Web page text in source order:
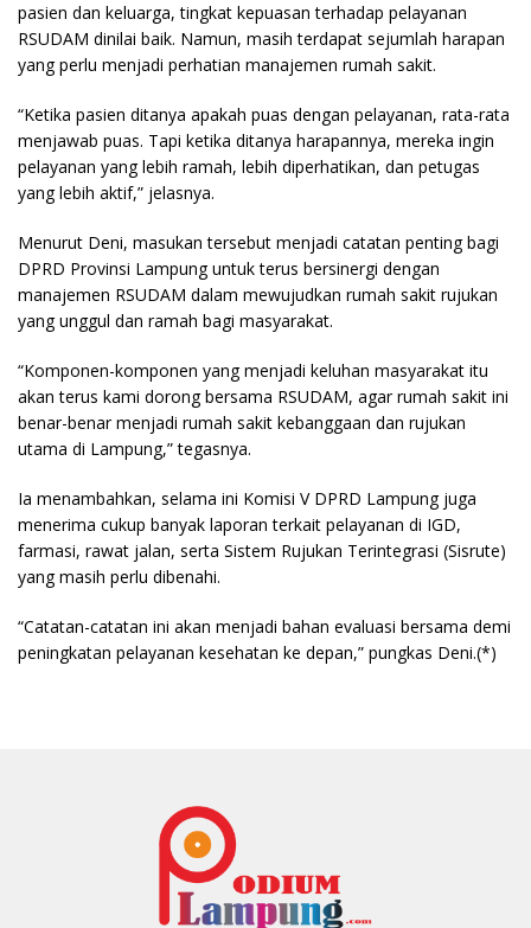
pasien dan keluarga, tingkat kepuasan terhadap pelayanan
RSUDAM dinilai baik. Namun, masih terdapat sejumlah harapan
yang perlu menjadi perhatian manajemen rumah sakit.
“Ketika pasien ditanya apakah puas dengan pelayanan, rata-rata
menjawab puas. Tapi ketika ditanya harapannya, mereka ingin
pelayanan yang lebih ramah, lebih diperhatikan, dan petugas
yang lebih aktif,” jelasnya.
Menurut Deni, masukan tersebut menjadi catatan penting bagi
DPRD Provinsi Lampung untuk terus bersinergi dengan
manajemen RSUDAM dalam mewujudkan rumah sakit rujukan
yang unggul dan ramah bagi masyarakat.
“Komponen-komponen yang menjadi keluhan masyarakat itu
akan terus kami dorong bersama RSUDAM, agar rumah sakit ini
benar-benar menjadi rumah sakit kebanggaan dan rujukan
utama di Lampung,” tegasnya.
Ia menambahkan, selama ini Komisi V DPRD Lampung juga
menerima cukup banyak laporan terkait pelayanan di IGD,
farmasi, rawat jalan, serta Sistem Rujukan Terintegrasi (Sisrute)
yang masih perlu dibenahi.
“Catatan-catatan ini akan menjadi bahan evaluasi bersama demi
peningkatan pelayanan kesehatan ke depan,” pungkas Deni.(*)